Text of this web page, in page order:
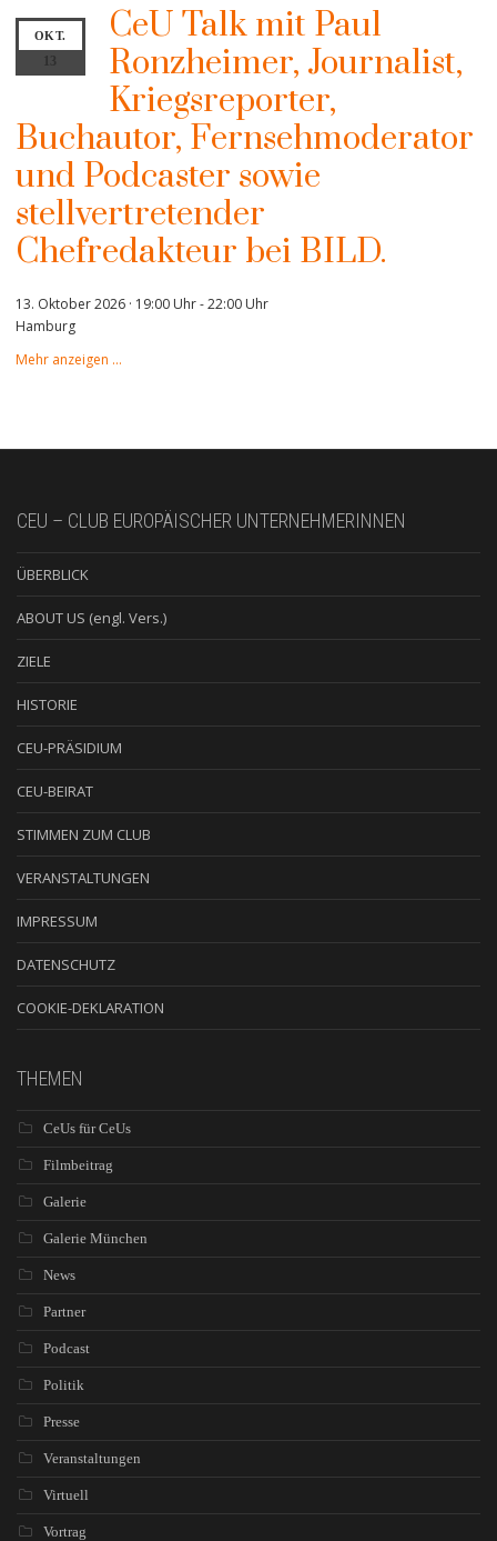
OKT.
13
CeU Talk mit Paul
Ronzheimer, Journalist,
Kriegsreporter,
Buchautor, Fernsehmoderator
und Podcaster sowie
stellvertretender
Chefredakteur bei BILD.
13. Oktober 2026 · 19:00 Uhr-22:00 Uhr
Hamburg
Mehr anzeigen …
CEU – CLUB EUROPÄISCHER UNTERNEHMERINNEN
ÜBERBLICK
ABOUT US (engl. Vers.)
ZIELE
HISTORIE
CEU-PRÄSIDIUM
CEU-BEIRAT
STIMMEN ZUM CLUB
VERANSTALTUNGEN
IMPRESSUM
DATENSCHUTZ
COOKIE-DEKLARATION
THEMEN
CeUs für CeUs
Filmbeitrag
Galerie
Galerie München
News
Partner
Podcast
Politik
Presse
Veranstaltungen
Virtuell
Vortrag